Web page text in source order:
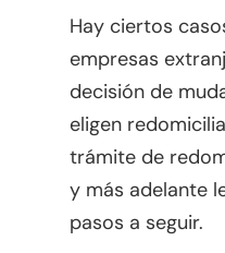
Hay ciertos
empresas
decisión de
eligen
trámite de
y más adelante
pasos a seguir.